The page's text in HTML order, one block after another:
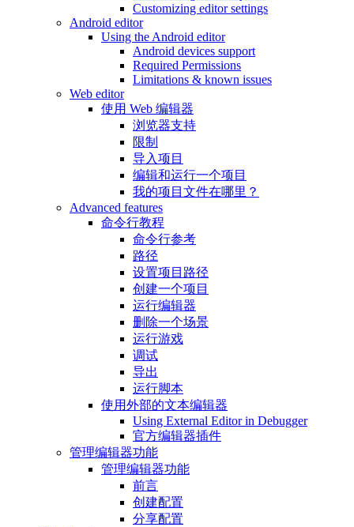
Customizing editor settings
Android editor
Using the Android editor
Android devices support
Required Permissions
Limitations & known issues
Web editor
使用 Web 编辑器
浏览器支持
限制
导入项目
编辑和运行一个项目
我的项目文件在哪里？
Advanced features
命令行教程
命令行参考
路径
设置项目路径
创建一个项目
运行编辑器
删除一个场景
运行游戏
调试
导出
运行脚本
使用外部的文本编辑器
Using External Editor in Debugger
官方编辑器插件
管理编辑器功能
管理编辑器功能
前言
创建配置
分享配置